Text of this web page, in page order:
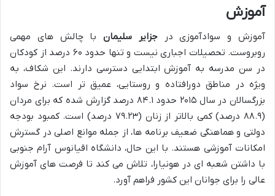
آموزش
آموزش و سوادآموزی درجزایر سلیمانبا چالش های مهمی
روبروست. تحصیلات اجباری نیست و تنها حدود ۶۰ درصد از کودکان
در سن مدرسه به آموزش ابتدایی دسترسی دارند. این شکاف، به
ویژه در مناطق دورافتاده و روستایی، عمیق تر است. نرخ سواد
بزرگسالان در سال ۲۰۱۵ حدود ۸۴.۱ درصد گزارش شده که برای مردان
(۸۸.۹ درصد) کمی بالاتر از زنان (۷۹.۲۳ درصد) است. کمبود بودجه
دولتی و هماهنگی ضعیف برنامه ها، از جمله موانع اصلی در گسترش
امکانات آموزشی هستند. با این حال، دانشگاه اقیانوس آرام جنوبی
با داشتن شعبه ای در هونیارا، تلاش می کند تا فرصت های آموزش
عالی را برای جوانان این کشور فراهم آورد.